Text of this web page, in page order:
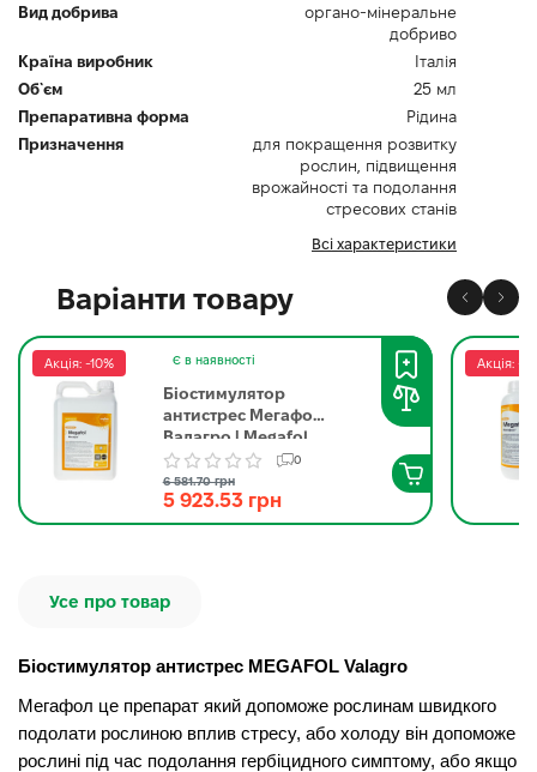
Вид добрива
органо-мінеральне
добриво
Країна виробник
Італія
Об`єм
25 мл
Препаративна форма
Рідина
Призначення
для покращення розвитку
рослин, підвищення
врожайності та подолання
стресових станів
Всі характеристики
Варіанти товару
Акція: -10% Є в наявності
Біостимулятор
антистрес Мегафол
Валагро | Megafol
Valagro 10 л
0
6 581.70 грн
5 923.53 грн
Акція: -
Усе про товар
Біостимулятор антистрес MEGAFOL Valagro
Мегафол це препарат який допоможе рослинам швидкого
подолати рослиною вплив стресу, або холоду він допоможе
рослині під час подолання гербіцидного симптому, або якщо